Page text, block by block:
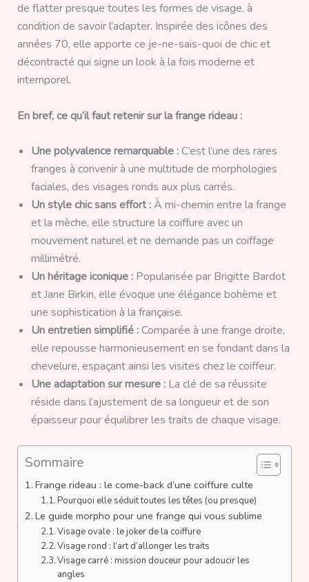
de flatter presque toutes les formes de visage, à
condition de savoir l’adapter. Inspirée des icônes des
années 70, elle apporte ce je-ne-sais-quoi de chic et
décontracté qui signe un look à la fois moderne et
intemporel.
En bref, ce qu’il faut retenir sur la frange rideau :
Une polyvalence remarquable :C’est l’une des rares
franges à convenir à une multitude de morphologies
faciales, des visages ronds aux plus carrés.
Un style chic sans effort :À mi-chemin entre la frange
et la mèche, elle structure la coiffure avec un
mouvement naturel et ne demande pas un coiffage
millimétré.
Un héritage iconique :Popularisée par Brigitte Bardot
et Jane Birkin, elle évoque une élégance bohème et
une sophistication à la française.
Un entretien simplifié :Comparée à une frange droite,
elle repousse harmonieusement en se fondant dans la
chevelure, espaçant ainsi les visites chez le coiffeur.
Une adaptation sur mesure :La clé de sa réussite
réside dans l’ajustement de sa longueur et de son
épaisseur pour équilibrer les traits de chaque visage.
Sommaire
Frange rideau : le come-back d’une coiffure culte
Pourquoi elle séduit toutes les têtes (ou presque)
Le guide morpho pour une frange qui vous sublime
Visage ovale : le joker de la coiffure
Visage rond : l’art d’allonger les traits
Visage carré : mission douceur pour adoucir les
angles